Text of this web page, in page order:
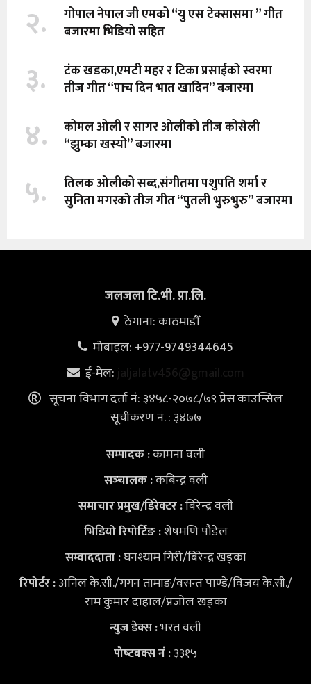
२.
गोपाल नेपाल जी एमको “यु एस टेक्सासमा ” गीत
बजारमा भिडियो सहित
३.
टंक खडका,एमटी महर र टिका प्रसाईको स्वरमा
तीज गीत “पाच दिन भात खादिन” बजारमा
४.
कोमल ओली र सागर ओलीको तीज कोसेली
“झुम्का खस्यो” बजारमा
५.
तिलक ओलीको सब्द,संगीतमा पशुपति शर्मा र
सुनिता मगरको तीज गीत “पुतली भुरुभुरु” बजारमा
जलजला टि.भी. प्रा.लि.
ठेगाना: काठमाडौँ
मोबाइल: +977-9749344645
ई-मेल: jaljalatv456@gmail.com
सूचना विभाग दर्ता नं: ३४५८-२०७८/७९ प्रेस काउन्सिल
सूचीकरण नं. : ३४७७
सम्पादक :कामना वली
सञ्‍चालक :कबिन्द्र वली
समाचार प्रमुख/डिरेक्टर :बिरेन्द्र वली
भिडियोरिपोर्टिङ :शेषमणि पौडेल
सम्वाददाता :घनश्याम गिरी/बिरेन्द्र खड्का
रिपोर्टर :अनिल के.सी./गगन तामाङ/वसन्त पाण्डे/विजय के.सी./
राम कुमार दाहाल/प्रजोल खड्का
न्युज डेक्स:भरत वली
पोष्‍टबक्स नं :३३१५